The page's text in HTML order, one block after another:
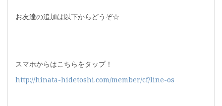
お友達の追加は以下からどうぞ☆
スマホからはこちらをタップ！
http://hinata-hidetoshi.com/member/cf/line-os